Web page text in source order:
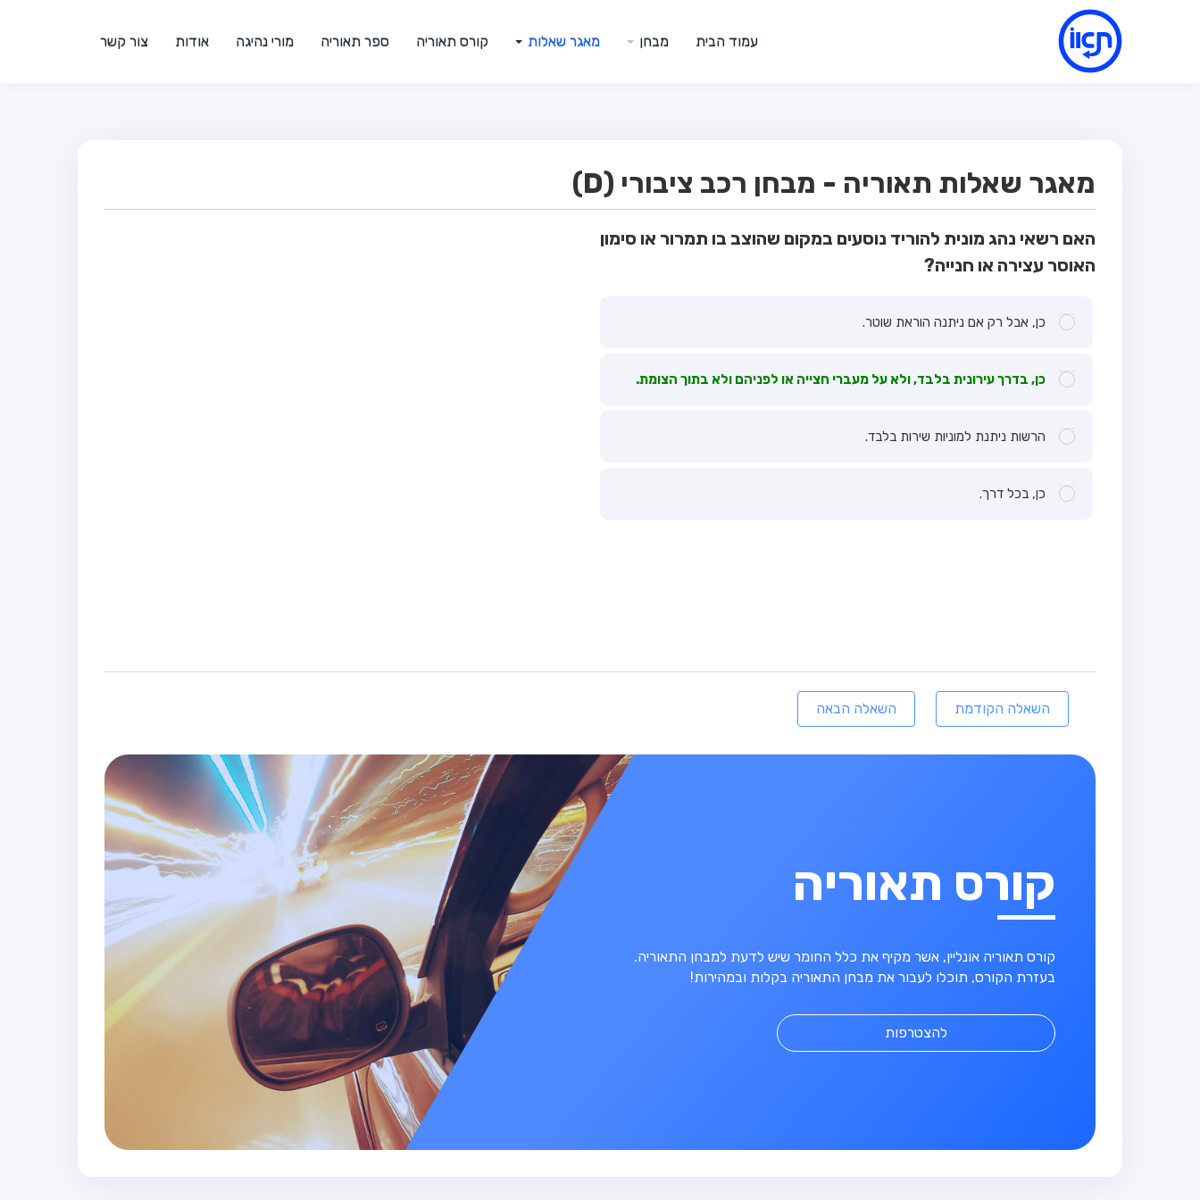
עמוד הבית מבחן מאגר שאלות קורס תאוריה ספר תאוריה מורי נהיגה אודות צור קשר
מאגר שאלות תאוריה - מבחן רכב ציבורי (D)
האם רשאי נהג מונית להוריד נוסעים במקום שהוצב בו תמרור או סימון
האוסר עצירה או חנייה?
כן, אבל רק אם ניתנה הוראת שוטר.
כן, בדרך עירונית בלבד, ולא על מעברי חצייה או לפניהם ולא בתוך הצומת.
הרשות ניתנת למוניות שירות בלבד.
כן, בכל דרך.
השאלה הקודמת השאלה הבאה
קורס תאוריה
קורס תאוריה אונליין, אשר מקיף את כלל החומר שיש לדעת למבחן התאוריה.
בעזרת הקורס, תוכלו לעבור את מבחן התאוריה בקלות ובמהירות!
להצטרפות